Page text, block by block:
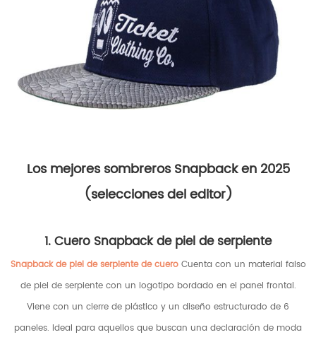
Los mejores sombreros Snapback en 2025
(selecciones del editor)
1. Cuero Snapback de piel de serpiente
Snapback de piel de serpiente de cueroCuenta con un material falso
de piel de serpiente con un logotipo bordado en el panel frontal.
Viene con un cierre de plástico y un diseño estructurado de 6
paneles. Ideal para aquellos que buscan una declaración de moda